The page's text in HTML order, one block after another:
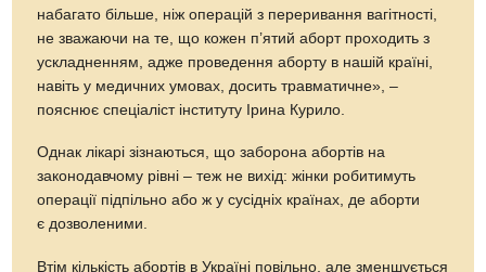
набагато більше, ніж операцій з переривання вагітності,
не зважаючи на те, що кожен п’ятий аборт проходить з
ускладненням, адже проведення аборту в нашій країні,
навіть у медичних умовах, досить травматичне», –
пояснює спеціаліст інституту Ірина Курило.
Однак лікарі зізнаються, що заборона абортів на
законодавчому рівні – теж не вихід: жінки робитимуть
операції підпільно або ж у сусідніх країнах, де аборти
є дозволеними.
Втім кількість абортів в Україні повільно, але зменшується